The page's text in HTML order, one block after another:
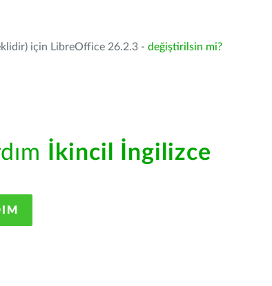
için LibreOffice 26.2.3 - değiştirilsin mi?
İkincil İngilizce